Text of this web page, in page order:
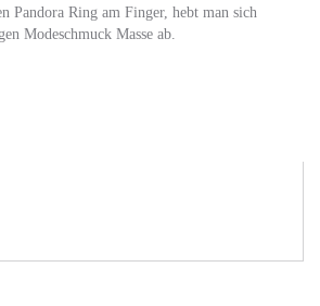
Pandora Ring am Finger, hebt man sich
Modeschmuck Masse ab.